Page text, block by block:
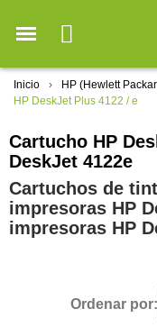
Inicio HP (Hewlett
HP DeskJet Plus 4122 / e
Cartucho HP
DeskJet 4122e
Cartuchos de
impresoras HP
impresoras HP
Ordenar por: